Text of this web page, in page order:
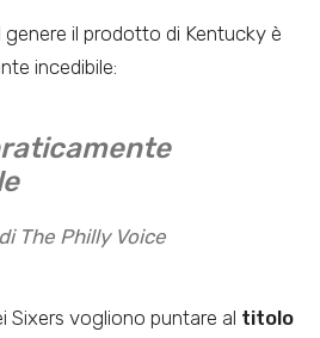
il prodotto di Kentucky è
incedibile:
The Philly Voice
Sixers vogliono puntare al titolo